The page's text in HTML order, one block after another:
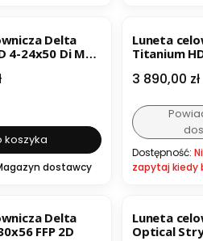
Delta
4-24x50 Di MD
koszyka
dostawcy
Luneta
Titanium
Cena
3 890,00 zł
Dostępność:
zapytaj kiedy
Delta
FFP 2D
Luneta
Optical